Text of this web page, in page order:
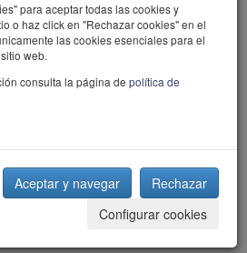
by talent
para aceptar todas las cookies y
o haz click en "Rechazar cookies" en el
las cookies esenciales para el
web.
consulta la página de política de
Aceptar y navegar
Rechazar
Configurar cookies